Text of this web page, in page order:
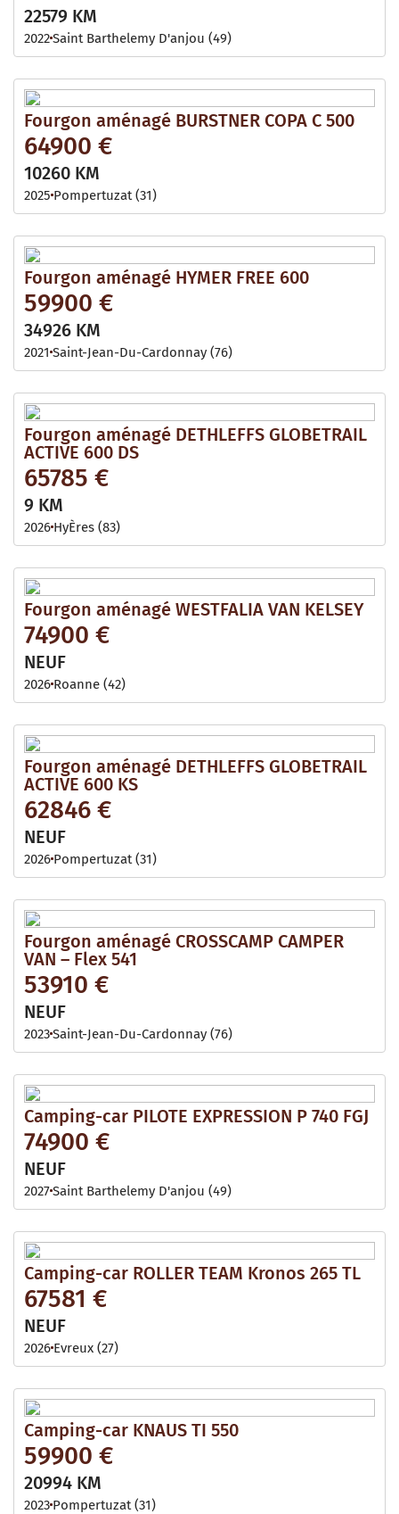
22579 KM
2022Saint Barthelemy D'anjou (49)
Fourgon aménagé BURSTNER COPA C 500
64900 €
10260 KM
2025 Pompertuzat (31)
Fourgon aménagé HYMER FREE 600
59900 €
34926 KM
2021 Saint-Jean-Du-Cardonnay (76)
Fourgon aménagé DETHLEFFS GLOBETRAIL
ACTIVE 600 DS
65785 €
9 KM
2026 HyÈres (83)
Fourgon aménagé WESTFALIA VAN KELSEY
74900 €
NEUF
2026 Roanne (42)
Fourgon aménagé DETHLEFFS GLOBETRAIL
ACTIVE 600 KS
62846 €
NEUF
2026 Pompertuzat (31)
Fourgon aménagé CROSSCAMP CAMPER
VAN – Flex 541
53910 €
NEUF
2023Saint-Jean-Du-Cardonnay (76)
Camping-car PILOTE EXPRESSION P 740 FGJ
74900 €
NEUF
2027Saint Barthelemy D'anjou (49)
Camping-car ROLLER TEAM Kronos 265 TL
67581 €
NEUF
2026 Evreux (27)
Camping-car KNAUS TI 550
59900 €
20994 KM
2023 Pompertuzat (31)